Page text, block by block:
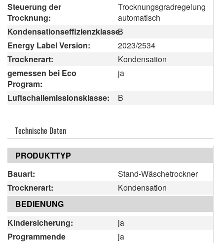
Steuerung der
Trocknung:
Trocknungsgradregelung
automatisch
Kondensationseffizienzklasse:
B
Energy Label Version:
2023/2534
Trocknerart:
Kondensation
gemessen bei Eco
Program:
ja
Luftschallemissionsklasse: B
Technische Daten
PRODUKTTYP
Bauart:
Stand-Wäschetrockner
Trocknerart:
Kondensation
BEDIENUNG
Kindersicherung:
ja
Programmende
ja